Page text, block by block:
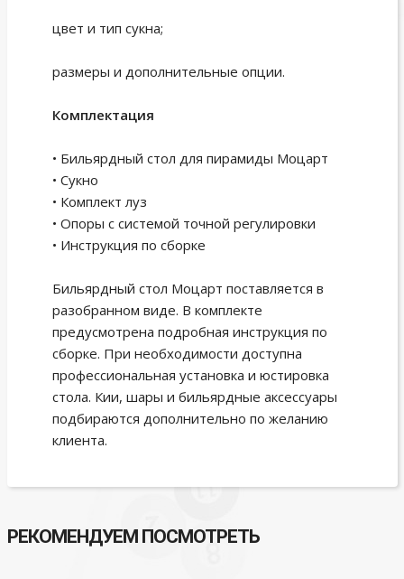
цвет и тип сукна;
размеры и дополнительные опции.
Комплектация
• Бильярдный стол для пирамиды Моцарт
• Сукно
• Комплект луз
• Опоры с системой точной регулировки
• Инструкция по сборке
Бильярдный стол Моцарт поставляется в
разобранном виде. В комплекте
предусмотрена подробная инструкция по
сборке. При необходимости доступна
профессиональная установка и юстировка
стола. Кии, шары и бильярдные аксессуары
подбираются дополнительно по желанию
клиента.
РЕКОМЕНДУЕМ ПОСМОТРЕТЬ